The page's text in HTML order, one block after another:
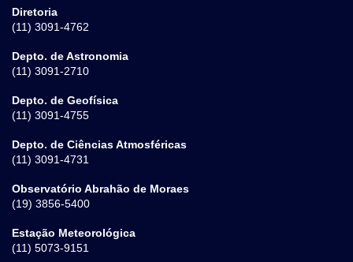
Diretoria
(11) 3091-4762
Depto. de Astronomia
(11) 3091-2710
Depto. de Geofísica
(11) 3091-4755
Depto. de Ciências Atmosféricas
(11) 3091-4731
Observatório Abrahão de Moraes
(19) 3856-5400
Estação Meteorológica
(11) 5073-9151